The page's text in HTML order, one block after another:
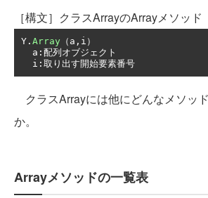
［構文］クラスArrayのArrayメソッド
Y . Array （ a , i ）
  a
:配列オブジェクト
  i
:取り出す開始要素番号
クラスArrayには他にどんなメソッ
か。
Arrayメソッドの一覧表